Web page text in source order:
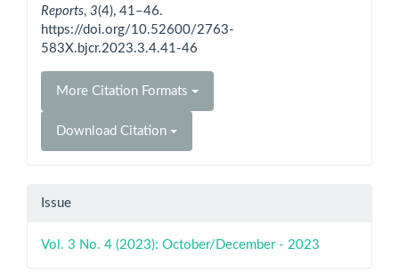
Reports, 3(4), 41–46.
https://doi.org/10.52600/2763-
583X.bjcr.2023.3.4.41-46
More Citation Formats
Download Citation
Issue
Vol. 3 No. 4 (2023): October/December - 2023